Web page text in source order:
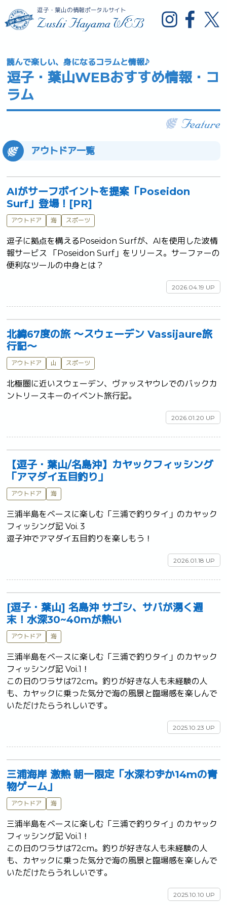
逗子・葉山の情報ポータルサイト
読んで楽しい、身になるコラムと情報♪
逗子・葉山WEBおすすめ情報・コ
ラム
アウトドア一覧
AIがサーフポイントを提案「Poseidon
Surf」登場！[PR]
アウトドア 海 スポーツ
逗子に拠点を構えるPoseidon Surfが、AIを使用した波情
報サービス 「Poseidon Surf」をリリース。サーファーの
2026.04.19 UP
北緯67度の旅 ～スウェーデン Vassijaure旅
行記～
アウトドア 山 スポーツ
北極圏に近いスウェーデン、ヴァッスヤウレでのバックカ
2026.01.20 UP
【逗子・葉山/名島沖】カヤックフィッシング
「アマダイ五目釣り」
アウトドア 海
三浦半島をベースに楽しむ「三浦で釣りタイ」のカヤック
フィッシング記 Voi.３
2026.01.18 UP
[逗子・葉山] 名島沖 サゴシ、サバが湧く週
末！水深30~40mが熱い
アウトドア 海
三浦半島をベースに楽しむ「三浦で釣りタイ」のカヤック
フィッシング記 Voi.1！
この日のワラサは72cm。釣りが好きな人も未経験の人
も、カヤックに乗った気分で海の風景と臨場感を楽しんで
2025.10.23 UP
三浦海岸 激熱 朝一限定「水深わずか14mの青
物ゲーム」
アウトドア 海
三浦半島をベースに楽しむ「三浦で釣りタイ」のカヤック
フィッシング記 Voi.1！
この日のワラサは72cm。釣りが好きな人も未経験の人
も、カヤックに乗った気分で海の風景と臨場感を楽しんで
2025.10.10 UP